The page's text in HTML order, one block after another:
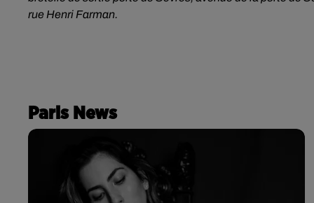
rue Henri Farman.
Paris News